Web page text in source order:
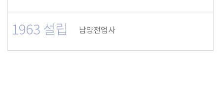
1963 설립 남양전업사